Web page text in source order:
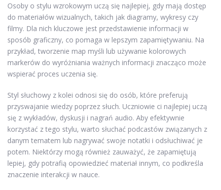
Osoby o stylu wzrokowym uczą się najlepiej, gdy mają dostęp
do materiałów wizualnych, takich jak diagramy, wykresy czy
filmy. Dla nich kluczowe jest przedstawienie informacji w
sposób graficzny, co pomaga w lepszym zapamiętywaniu. Na
przykład, tworzenie map myśli lub używanie kolorowych
markerów do wyróżniania ważnych informacji znacząco może
wspierać proces uczenia się.
Styl słuchowy z kolei odnosi się do osób, które preferują
przyswajanie wiedzy poprzez słuch. Uczniowie ci najlepiej uczą
się z wykładów, dyskusji i nagrań audio. Aby efektywnie
korzystać z tego stylu, warto słuchać podcastów związanych z
danym tematem lub nagrywać swoje notatki i odsłuchiwać je
potem. Niektórzy mogą również zauważyć, że zapamiętują
lepiej, gdy potrafią opowiedzieć materiał innym, co podkreśla
znaczenie interakcji w nauce.